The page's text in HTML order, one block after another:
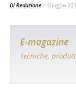
Di Redazione 4 Giugno
E-magazine
Tecniche,